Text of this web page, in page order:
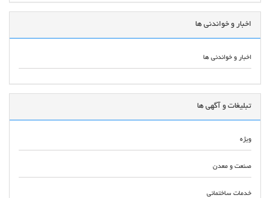
اخبار و خواندنی ها
اخبار و خواندنی ها
تبلیغات و آگهی ها
ویژه
صنعت و معدن
خدمات ساختمانی